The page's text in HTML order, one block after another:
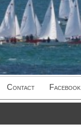
Contact Facebook